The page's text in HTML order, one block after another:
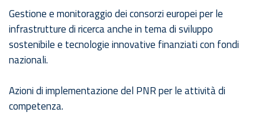
Gestione e monitoraggio dei consorzi europei per le
infrastrutture di ricerca anche in tema di sviluppo
sostenibile e tecnologie innovative finanziati con fondi
nazionali.
Azioni di implementazione del PNR per le attività di
competenza.